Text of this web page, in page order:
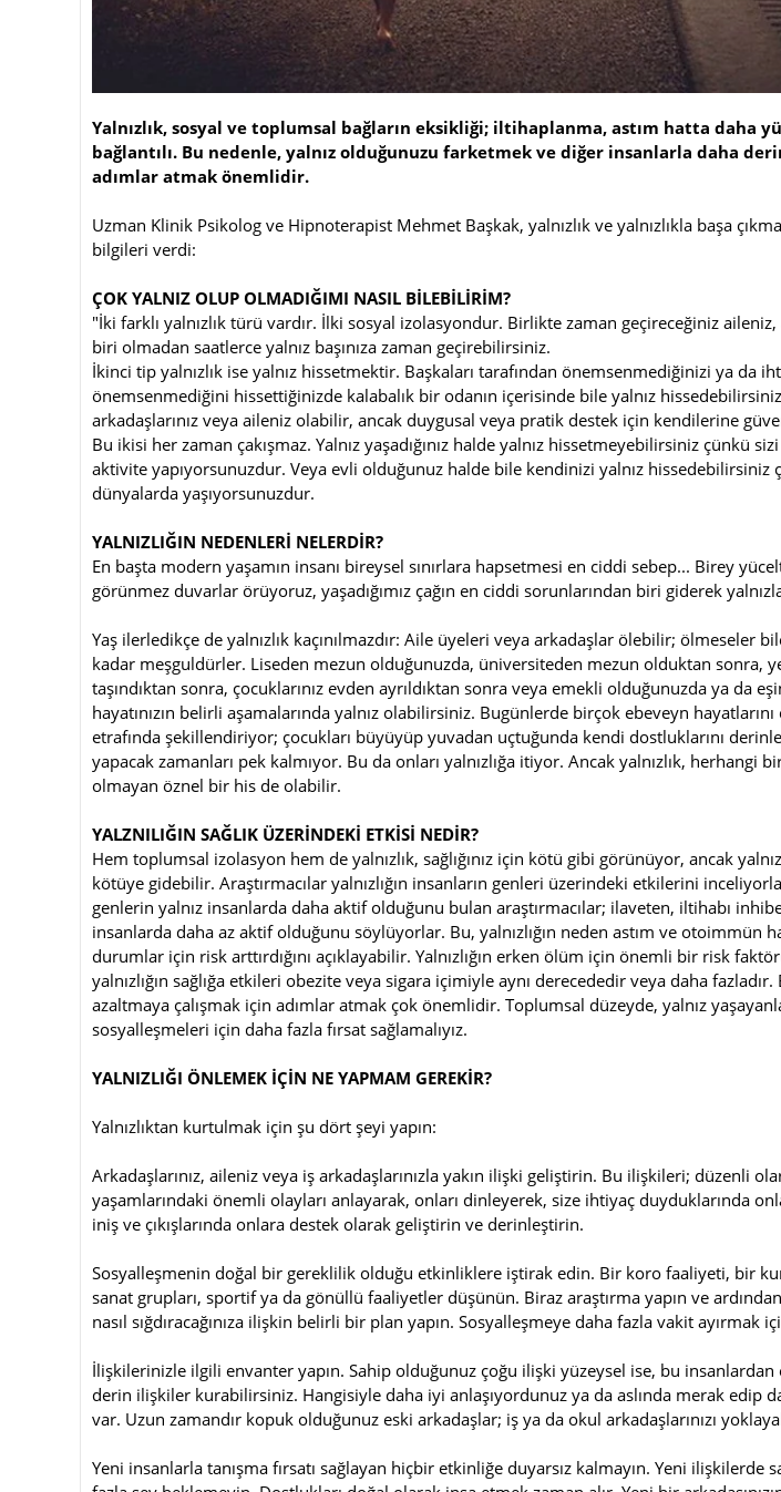
Yalnızlık, sosyal ve toplumsal bağların eksikliği; iltihaplanma, astım hatta daha
bağlantılı. Bu nedenle, yalnız olduğunuzu farketmek ve diğer insanlarla daha
adımlar atmak önemlidir.
Uzman Klinik Psikolog ve Hipnoterapist Mehmet Başkak, yalnızlık ve yalnızlıkla başa
bilgileri verdi:
ÇOK YALNIZ OLUP OLMADIĞIMI NASIL BİLEBİLİRİM?
"İki farklı yalnızlık türü vardır. İlki sosyal izolasyondur. Birlikte zaman geçireceğiniz aileniz,
biri olmadan saatlerce yalnız başınıza zaman geçirebilirsiniz.
İkinci tip yalnızlık ise yalnız hissetmektir. Başkaları tarafından önemsenmediğinizi ya da
önemsenmediğini hissettiğinizde kalabalık bir odanın içerisinde bile yalnız
arkadaşlarınız veya aileniz olabilir, ancak duygusal veya pratik destek için kendilerine
Bu ikisi her zaman çakışmaz. Yalnız yaşadığınız halde yalnız hissetmeyebilirsiniz çünkü
aktivite yapıyorsunuzdur. Veya evli olduğunuz halde bile kendinizi yalnız hissedebilirsiniz
dünyalarda yaşıyorsunuzdur.
YALNIZLIĞIN NEDENLERİ NELERDİR?
En başta modern yaşamın insanı bireysel sınırlara hapsetmesi en ciddi sebep... Birey
görünmez duvarlar örüyoruz, yaşadığımız çağın en ciddi sorunlarından biri giderek
Yaş ilerledikçe de yalnızlık kaçınılmazdır: Aile üyeleri veya arkadaşlar ölebilir; ölmeseler
kadar meşguldürler. Liseden mezun olduğunuzda, üniversiteden mezun olduktan sonra,
taşındıktan sonra, çocuklarınız evden ayrıldıktan sonra veya emekli olduğunuzda ya da
hayatınızın belirli aşamalarında yalnız olabilirsiniz. Bugünlerde birçok ebeveyn
etrafında şekillendiriyor; çocukları büyüyüp yuvadan uçtuğunda kendi dostluklarını
yapacak zamanları pek kalmıyor. Bu da onları yalnızlığa itiyor. Ancak yalnızlık, herhangi
olmayan öznel bir his de olabilir.
YALZNILIĞIN SAĞLIK ÜZERİNDEKİ ETKİSİ NEDİR?
Hem toplumsal izolasyon hem de yalnızlık, sağlığınız için kötü gibi görünüyor, ancak
kötüye gidebilir. Araştırmacılar yalnızlığın insanların genleri üzerindeki etkilerini
genlerin yalnız insanlarda daha aktif olduğunu bulan araştırmacılar; ilaveten, iltihabı
insanlarda daha az aktif olduğunu söylüyorlar. Bu, yalnızlığın neden astım ve otoimmün
durumlar için risk arttırdığını açıklayabilir. Yalnızlığın erken ölüm için önemli bir risk
yalnızlığın sağlığa etkileri obezite veya sigara içimiyle aynı derecededir veya daha fazladır.
azaltmaya çalışmak için adımlar atmak çok önemlidir. Toplumsal düzeyde, yalnız
sosyalleşmeleri için daha fazla fırsat sağlamalıyız.
YALNIZLIĞI ÖNLEMEK İÇİN NE YAPMAM GEREKİR?
Yalnızlıktan kurtulmak için şu dört şeyi yapın:
Arkadaşlarınız, aileniz veya iş arkadaşlarınızla yakın ilişki geliştirin. Bu ilişkileri; düzenli
yaşamlarındaki önemli olayları anlayarak, onları dinleyerek, size ihtiyaç duyduklarında
iniş ve çıkışlarında onlara destek olarak geliştirin ve derinleştirin.
Sosyalleşmenin doğal bir gereklilik olduğu etkinliklere iştirak edin. Bir koro faaliyeti, bir
sanat grupları, sportif ya da gönüllü faaliyetler düşünün. Biraz araştırma yapın ve
nasıl sığdıracağınıza ilişkin belirli bir plan yapın. Sosyalleşmeye daha fazla vakit ayırmak
İlişkilerinizle ilgili envanter yapın. Sahip olduğunuz çoğu ilişki yüzeysel ise, bu insanlardan
derin ilişkiler kurabilirsiniz. Hangisiyle daha iyi anlaşıyordunuz ya da aslında merak edip
var. Uzun zamandır kopuk olduğunuz eski arkadaşlar; iş ya da okul arkadaşlarınızı
Yeni insanlarla tanışma fırsatı sağlayan hiçbir etkinliğe duyarsız kalmayın. Yeni ilişkilerde